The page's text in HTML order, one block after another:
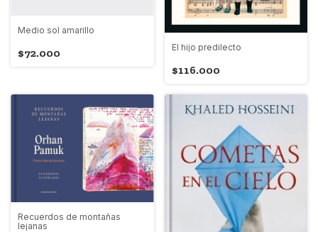
Medio sol amarillo
$72.000 El hijo predilecto
$116.000
Recuerdos de montañas
lejanas